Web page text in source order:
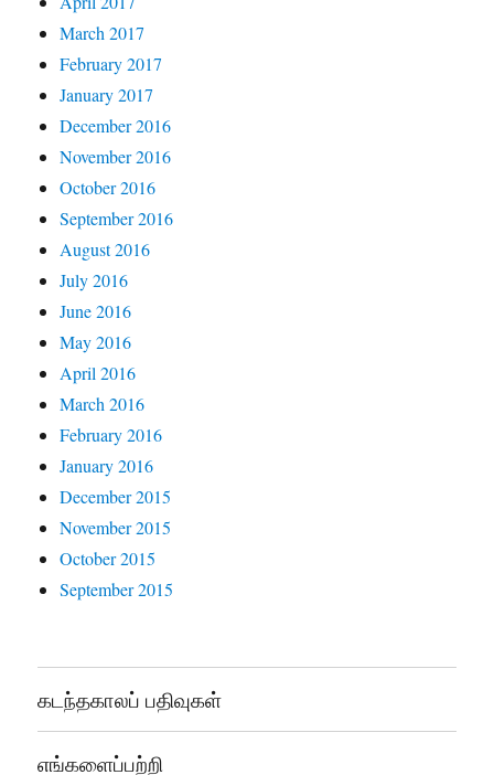
March 2017
February 2017
January 2017
December 2016
November 2016
October 2016
September 2016
August 2016
July 2016
June 2016
May 2016
April 2016
March 2016
February 2016
January 2016
December 2015
November 2015
October 2015
September 2015
கடந்தகாலப் பதிவுகள்
எங்களைப்பற்றி